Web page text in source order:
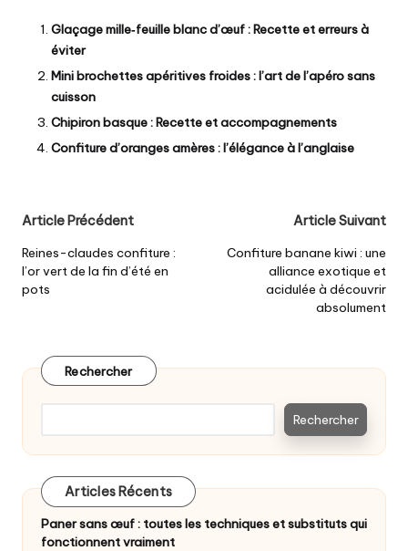
Glaçage mille‑feuille blanc d’œuf : Recette et erreurs à
éviter
Mini brochettes apéritives froides : l’art de l’apéro sans
cuisson
Chipiron basque : Recette et accompagnements
Confiture d’oranges amères : l’élégance à l’anglaise
Post
navigation
Article Précédent
Reines-claudes confiture :
l’or vert de la fin d’été en
pots
Article Suivant
Confiture banane kiwi : une
alliance exotique et
acidulée à découvrir
absolument
Rechercher
Rechercher
Articles Récents
Paner sans œuf : toutes les techniques et substituts qui
fonctionnent vraiment